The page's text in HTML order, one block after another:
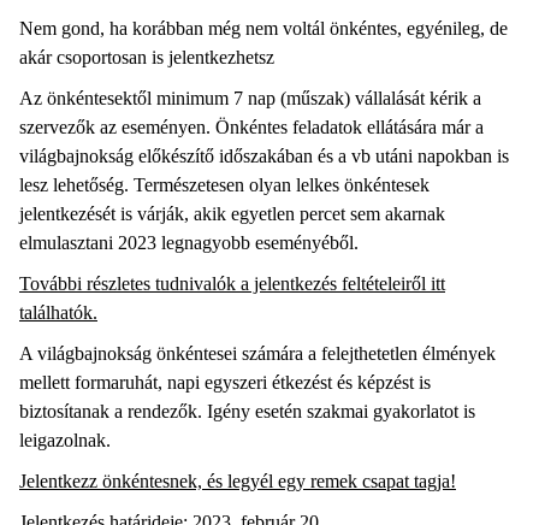
Nem gond, ha korábban még nem voltál önkéntes, egyénileg, de
akár csoportosan is jelentkezhetsz
Az önkéntesektől minimum 7 nap (műszak) vállalását kérik a
szervezők az eseményen. Önkéntes feladatok ellátására már a
világbajnokság előkészítő időszakában és a vb utáni napokban is
lesz lehetőség. Természetesen olyan lelkes önkéntesek
jelentkezését is várják, akik egyetlen percet sem akarnak
elmulasztani 2023 legnagyobb eseményéből.
További részletes tudnivalók a jelentkezés feltételeiről itt
találhatók.
A világbajnokság önkéntesei számára a felejthetetlen élmények
mellett formaruhát, napi egyszeri étkezést és képzést is
biztosítanak a rendezők. Igény esetén szakmai gyakorlatot is
leigazolnak.
Jelentkezz önkéntesnek, és legyél egy remek csapat tagja!